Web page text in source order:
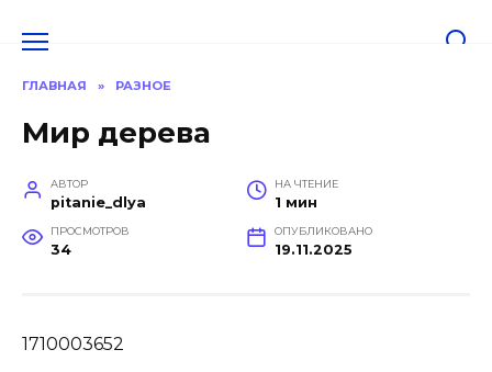
ГЛАВНАЯ » РАЗНОЕ
Мир дерева
АВТОР
pitanie_dlya
НА ЧТЕНИЕ
1 мин
ПРОСМОТРОВ
34
ОПУБЛИКОВАНО
19.11.2025
1710003652